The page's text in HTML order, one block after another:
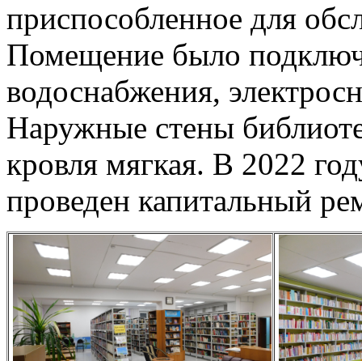
приспособленное для
Помещение было
водоснабжения,
Наружные стены
кровля мягкая. В 2022
проведен капитальный